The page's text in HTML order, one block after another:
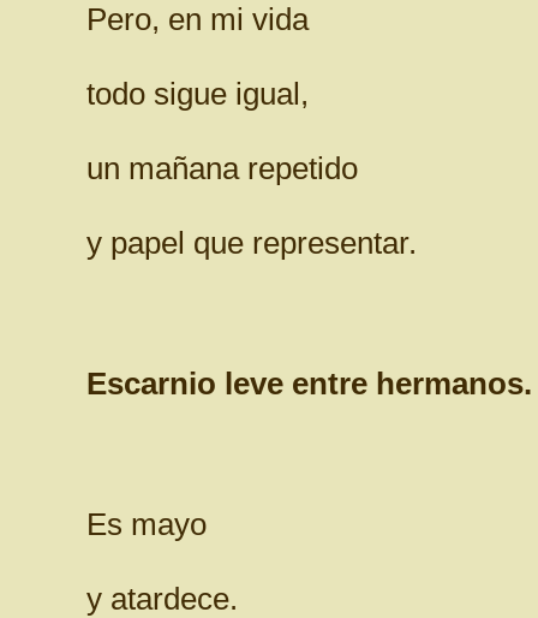
Pero, en mi vida
todo sigue igual,
un mañana repetido
y papel que representar.
Escarnio leve entre hermanos.
Es mayo
y atardece.